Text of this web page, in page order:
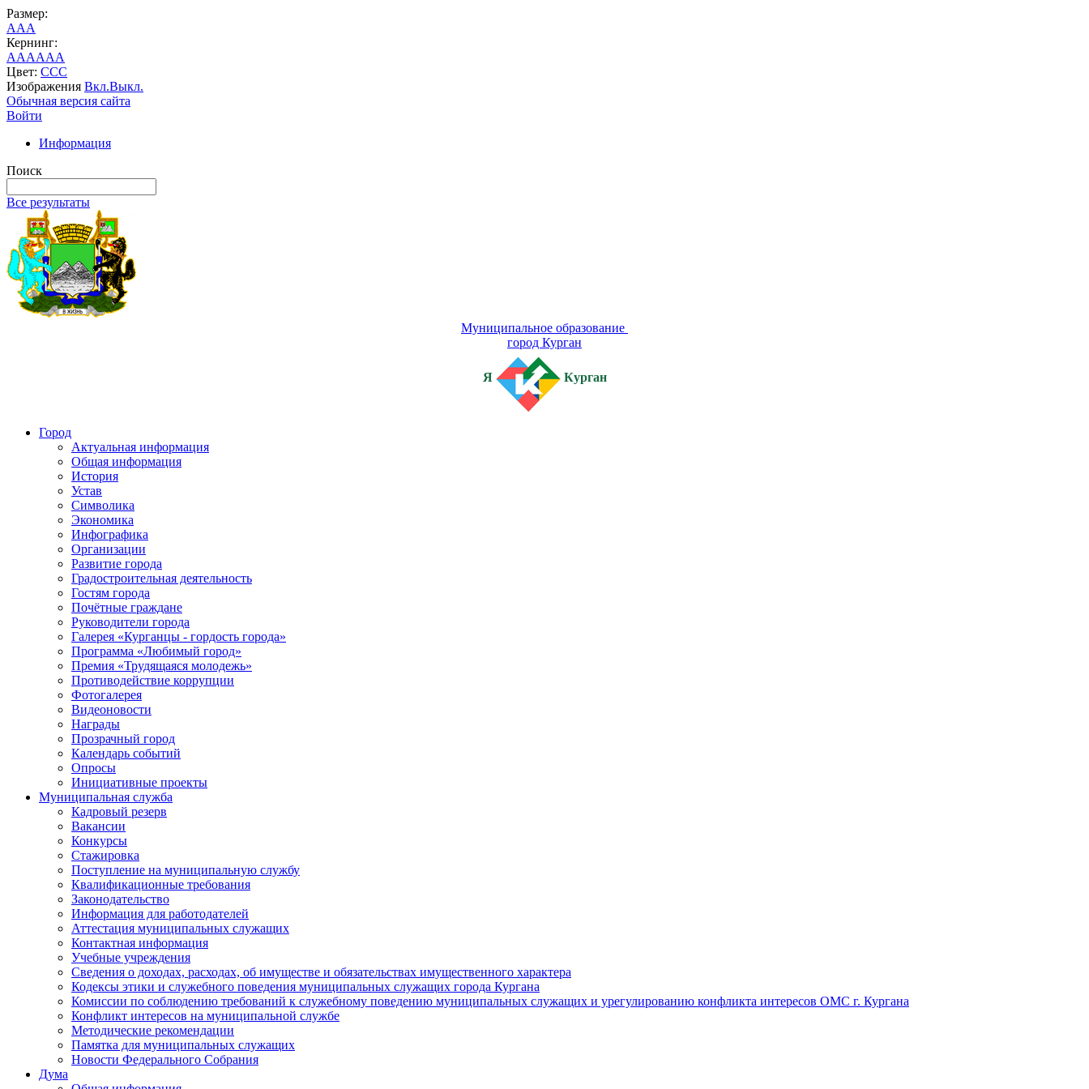
Размер:
AAA
Кернинг:
AAAAAA
Цвет: CCC
Изображения Вкл.Выкл.
Обычная версия сайта
Войти
Информация
Поиск
Все результаты
Муниципальное образование
город Курган
Я Курган
Город
Актуальная информация
Общая информация
История
Устав
Символика
Экономика
Инфографика
Организации
Развитие города
Градостроительная деятельность
Гостям города
Почётные граждане
Руководители города
Галерея «Курганцы - гордость города»
Программа «Любимый город»
Премия «Трудящаяся молодежь»
Противодействие коррупции
Фотогалерея
Видеоновости
Награды
Прозрачный город
Календарь событий
Опросы
Инициативные проекты
Муниципальная служба
Кадровый резерв
Вакансии
Конкурсы
Стажировка
Поступление на муниципальную службу
Квалификационные требования
Законодательство
Информация для работодателей
Аттестация муниципальных служащих
Контактная информация
Учебные учреждения
Сведения о доходах, расходах, об имуществе и обязательствах имущественного характера
Кодексы этики и служебного поведения муниципальных служащих города Кургана
Комиссии по соблюдению требований к служебному поведению муниципальных служащих и урегулированию конфликта интересов ОМС г. Кургана
Конфликт интересов на муниципальной службе
Методические рекомендации
Памятка для муниципальных служащих
Новости Федерального Cобрания
Дума